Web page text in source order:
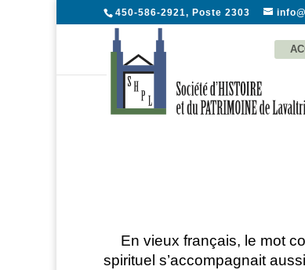
450-586-2921, Poste 2303
En vieux français, le mot
spirituel s’accompagnait